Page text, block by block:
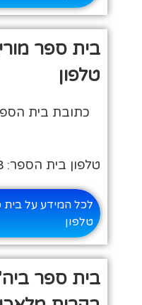
בית ספר
טלפון
כתובת בית
טלפון בית הספר: 08-6277378
לכל המידע על בית
טלפון
בית ספר